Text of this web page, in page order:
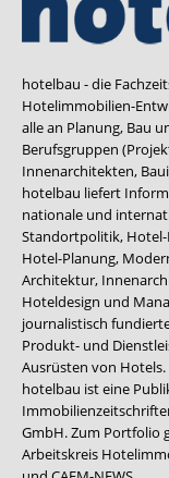
hotelbau - die
Hotelimmobilien-
alle an Planung, Bau
Berufsgruppen
Innenarchitekten,
hotelbau liefert
nationale und
Standortpolitik,
Hotel-Planung,
Architektur,
Hoteldesign und
journalistisch
Produkt- und
Ausrüsten von Hotels.
hotelbau ist eine
GmbH. Zum Portfolio
Arbeitskreis